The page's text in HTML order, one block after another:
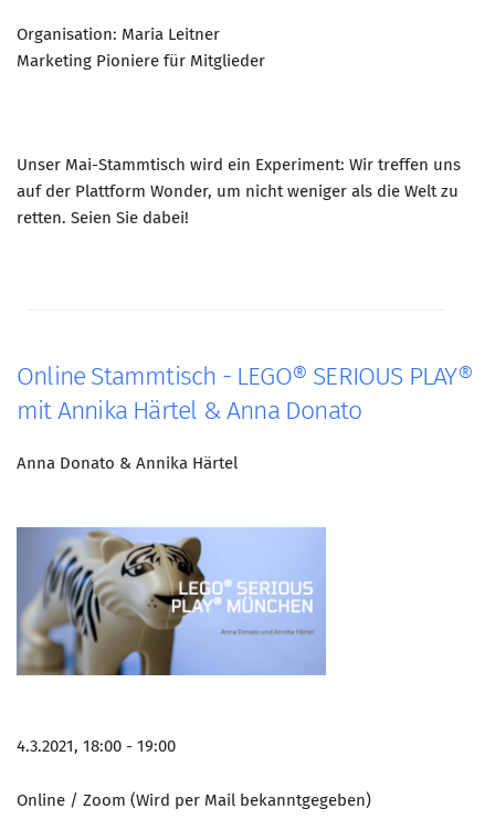
Organisation: Maria Leitner
Marketing Pioniere für Mitglieder
Unser Mai-Stammtisch wird ein Experiment: Wir treffen uns
auf der Plattform Wonder, um nicht weniger als die Welt zu
retten. Seien Sie dabei!
Online Stammtisch - LEGO® SERIOUS PLAY®
mit Annika Härtel & Anna Donato
Anna Donato & Annika Härtel
4.3.2021, 18:00 - 19:00
Online / Zoom (Wird per Mail bekanntgegeben)